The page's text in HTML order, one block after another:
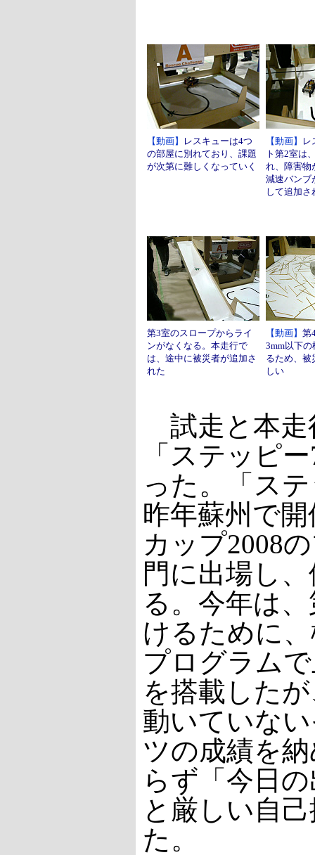
【動画】
レスキューは4つ
の部屋に別れており、課題
が次第に難しくなっていく
【動画】
レ
ト第2室は
れ、障害物
減速バンブ
して追加さ
第3室のスロープからライ
ンがなくなる。本走行で
は、途中に被災者が追加さ
れた
【動画】 第
3mm以下
るため、被
しい
試走と本走
「ステッピ
った。「ス
昨年蘇州で
カップ2008
門に出場し
る。今年は
けるために
プログラム
を搭載した
動いていな
ツの成績を
らず「今日
と厳しい自
た。